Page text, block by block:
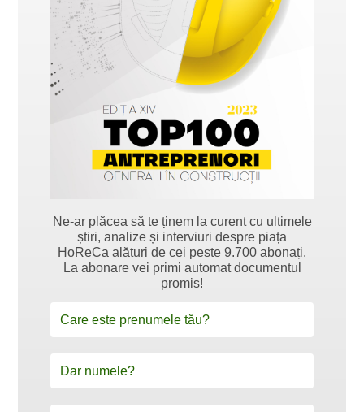
Ne-ar plăcea să te ținem la curent cu ultimele
știri, analize și interviuri despre piața
HoReCa alături de cei peste 9.700 abonați.
La abonare vei primi automat documentul
promis!